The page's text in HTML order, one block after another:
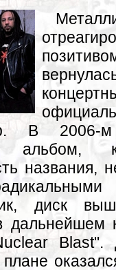
В 2006-м
альбом,
названия,
диск